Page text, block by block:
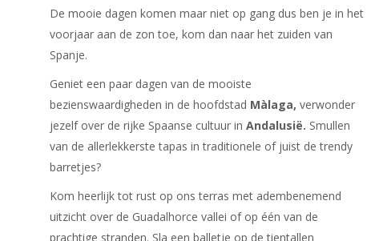
De mooie dagen komen maar niet op gang dus ben je in het
voorjaar aan de zon toe, kom dan naar het zuiden van
Spanje.
Geniet een paar dagen van de mooiste
bezienswaardigheden in de hoofdstad Màlaga, verwonder
jezelf over de rijke Spaanse cultuur in Andalusië. Smullen
van de allerlekkerste tapas in traditionele of juist de trendy
barretjes?
Kom heerlijk tot rust op ons terras met adembenemend
uitzicht over de Guadalhorce vallei of op één van de
prachtige stranden. Sla een balletje op de tientallen